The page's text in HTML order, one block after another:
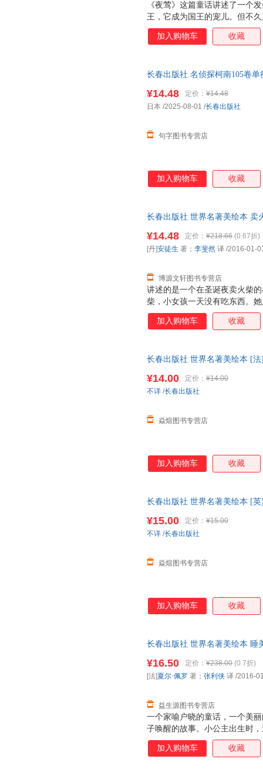
《夜莺》这篇童话讲述了一个
王，它成为国王的宠儿。但不
造小鸟获得了更多赞美，于是
的威胁时，人造小鸟却唱不出
加入购物车 收藏
长春出版社 名侦探柯南105卷
¥14.48 定价： ¥14.48
句字图书专营店
日本 /2025-08-01 /长春出版社
加入购物车 收藏
长春出版社 世界名著美绘本 卖
换】
讲述的是一个在圣诞夜卖火柴
柴，小女孩一天没有吃东西。
香的烤鹅；她擦亮第二根火柴
柴，看见了久违的外婆，她想
¥14.48 定价： ¥218.66 (0.67折)
博源文轩图书专营店
[丹]安徒生 著； 李斐然 译 /2016-01-
加入购物车 收藏
长春出版社 世界名著美绘本 [
¥14.00 定价： ¥14.00
焱煊图书专营店
不详 /长春出版社
加入购物车 收藏
长春出版社 世界名著美绘本 [
¥15.00 定价： ¥15.00
焱煊图书专营店
不详 /长春出版社
加入购物车 收藏
长春出版社 世界名著美绘本 睡
套，电子发票！
一个家喻户晓的童话，一个美
子唤醒的故事。小公主出生时
了，公主昏睡了一百年。王子
了。从此他们过上了幸福美好
¥16.50 定价： ¥238.00 (0.7折)
益生源图书专营店
[法]夏尔·佩罗 著； 张利侠 译 /2016-
加入购物车 收藏